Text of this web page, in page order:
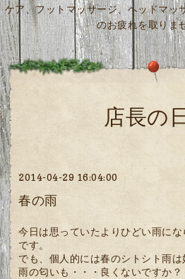
ケア、フットマッサージ、ヘッドマッ
のお疲れを取りま
店長の
2014-04-29 16:04:00
春の雨
今日は思っていたよりひどい雨に
です。
でも、個人的には春のシトシト雨は
雨の匂いも・・・良くないですか？